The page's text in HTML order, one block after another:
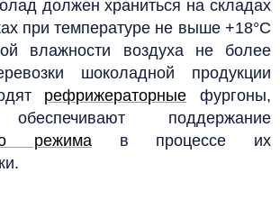
должен храниться на складах
при температуре не выше +18°С
влажности воздуха не более
шоколадной продукции
рефрижераторные фургоны,
поддержание
режимав процессе их